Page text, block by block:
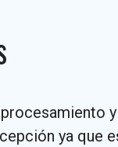
ya que